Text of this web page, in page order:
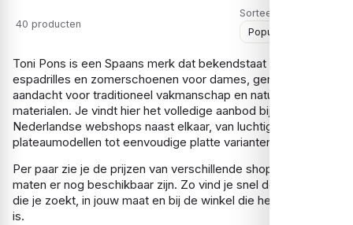
40 producten
Sorteer:
Toni Pons is een Spaans merk dat bekendstaat om zijn
espadrilles en zomerschoenen voor dames, gemaakt met
aandacht voor traditioneel vakmanschap en natuurlijke
materialen. Je vindt hier het volledige aanbod bij
Nederlandse webshops naast elkaar, van luchtige
plateaumodellen tot eenvoudige platte varianten.
Per paar zie je de prijzen van verschillende shops en welke
maten er nog beschikbaar zijn. Zo vind je snel de Toni Pons
die je zoekt, in jouw maat en bij de winkel die het voordeligst
is.